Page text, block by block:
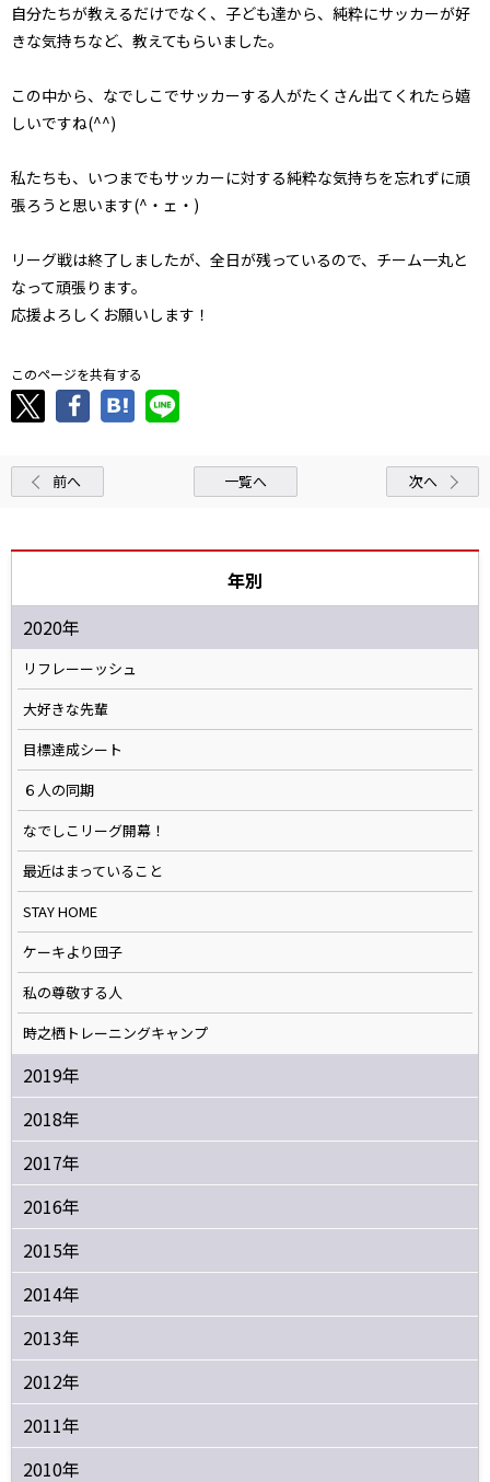
自分たちが教えるだけでなく、子ども達から、純粋にサッカーが好
きな気持ちなど、教えてもらいました。
この中から、なでしこでサッカーする人がたくさん出てくれたら嬉
しいですね(^^)
私たちも、いつまでもサッカーに対する純粋な気持ちを忘れずに頑
張ろうと思います(^・ェ・)
リーグ戦は終了しましたが、全日が残っているので、チーム一丸と
なって頑張ります。
応援よろしくお願いします！
このページを共有する
前へ 一覧へ 次へ
年別
2020年
リフレーーッシュ
大好きな先輩
目標達成シート
６人の同期
なでしこリーグ開幕！
最近はまっていること
STAY HOME
ケーキより団子
私の尊敬する人
時之栖トレーニングキャンプ
2019年
2018年
2017年
2016年
2015年
2014年
2013年
2012年
2011年
2010年